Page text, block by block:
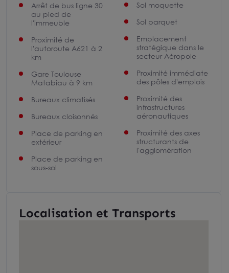
Arrêt de bus ligne 30
au pied de
l'immeuble
Proximité de
l'autoroute A621 à 2
km
Gare Toulouse
Matabiau à 9 km
Bureaux climatisés
Bureaux cloisonnés
Place de parking en
extérieur
Place de parking en
sous-sol
Sol moquette
Sol parquet
Emplacement
stratégique dans le
secteur Aéropole
Proximité immédiate
des pôles d'emplois
Proximité des
infrastructures
aéronautiques
Proximité des axes
structurants de
l'agglomération
Localisation et Transports